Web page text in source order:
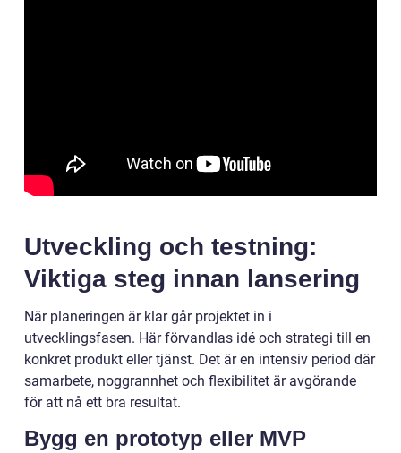
Utveckling och testning:
Viktiga steg innan lansering
När planeringen är klar går projektet in i
utvecklingsfasen. Här förvandlas idé och strategi till en
konkret produkt eller tjänst. Det är en intensiv period där
samarbete, noggrannhet och flexibilitet är avgörande
för att nå ett bra resultat.
Bygg en prototyp eller MVP